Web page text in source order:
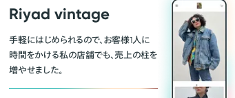
Riyad vintage
手軽にはじめられるので、お客様1人に
時間をかける私の店舗でも、売上の柱を
増やせました。